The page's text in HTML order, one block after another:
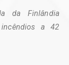
da Finlândia
a 42